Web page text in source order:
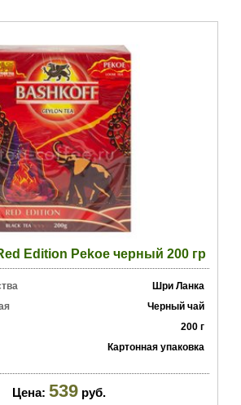
Edition Pekoe черный 200 гр
Шри Ланка
Черный чай
200 г
Картонная упаковка
Цена: 539 руб.